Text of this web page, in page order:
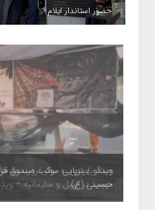
حضور استاندار ایلام
ویدئو / برپایی موکب صندوق
حسینی (ع)